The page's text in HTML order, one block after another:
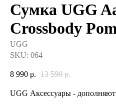
Сумка UGG
Crossbody
UGG
SKU: 064
8 990 р. 13 590 р.
UGG Аксессуары -